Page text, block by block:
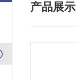
产品展示